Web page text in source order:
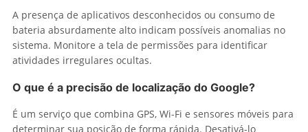
A presença de aplicativos desconhecidos ou consumo de
bateria absurdamente alto indicam possíveis anomalias no
sistema. Monitore a tela de permissões para identificar
atividades irregulares ocultas.
O que é a precisão de localização do Google?
É um serviço que combina GPS, Wi-Fi e sensores móveis para
determinar sua posição de forma rápida. Desativá-lo